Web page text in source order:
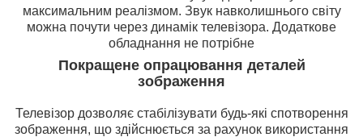
максимальним реалізмом. Звук навколишнього світу
можна почути через динамік телевізора. Додаткове
обладнання не потрібне
Покращене опрацювання деталей
зображення
Телевізор дозволяє стабілізувати будь-які спотворення
зображення, що здійснюється за рахунок використання